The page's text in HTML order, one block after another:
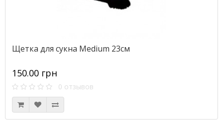
Щетка для сукна Medium 23см
150.00 грн
0 отзывов